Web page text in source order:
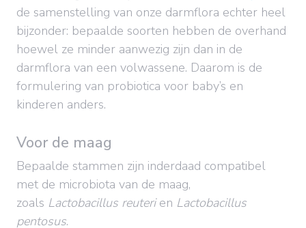
de samenstelling van onze darmflora echter heel
bijzonder: bepaalde soorten hebben de overhand
hoewel ze minder aanwezig zijn dan in de
darmflora van een volwassene. Daarom is de
formulering van probiotica voor baby’s en
kinderen anders.
Voor de maag
Bepaalde stammen zijn inderdaad compatibel
met de microbiota van de maag,
zoals Lactobacillus reuterien Lactobacillus
pentosus.